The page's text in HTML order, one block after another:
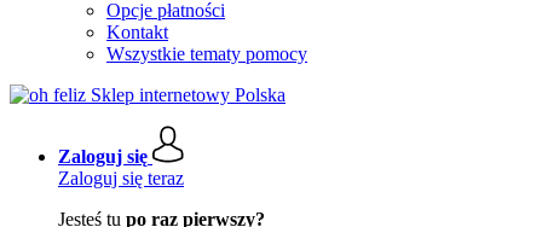
Opcje płatności
Kontakt
Wszystkie tematy pomocy
Zaloguj się
Zaloguj się teraz
Jesteś tu po raz pierwszy?